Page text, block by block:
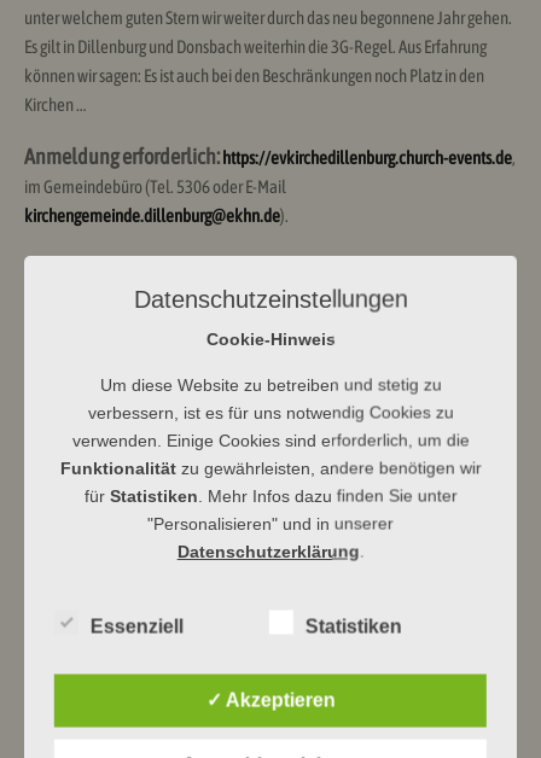
unter welchem guten Stern wir weiter durch das neu begonnene Jahr gehen.
Es gilt in Dillenburg und Donsbach weiterhin die 3G-Regel. Aus Erfahrung
können wir sagen: Es ist auch bei den Beschränkungen noch Platz in den
Kirchen …
Anmeldungerforderlich:https://evkirchedillenburg.church-events.de,
im Gemeindebüro (Tel. 5306 oder E-Mail
kirchengemeinde.dillenburg@ekhn.de).
9 Uhr Gottesdienst in der Kirche mit Pfarrer Dr. Ackva
Mit verpflichtender 3G-Regel (es wird kontrolliert). Es gelten dazu die
Anmeldung erforderlich:Tel. 35990 oder
kirchengemeinde.donsbach@ekhn.de. Es werden keine weiteren Daten
erfasst.
Datenschutzeinstellungen
Cookie-Hinweis
Um diese Website zu betreiben und stetig zu
verbessern, ist es für uns notwendig Cookies zu
verwenden. Einige Cookies sind erforderlich, um die
Funktionalitätzu gewährleisten, andere benötigen wir
für Statistiken . Mehr Infos dazu finden Sie unter
"Personalisieren" und in unserer
Datenschutzerklärung.
Essenziell Statistiken
✓ Akzeptieren